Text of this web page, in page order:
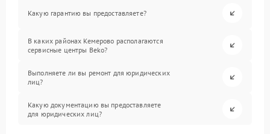
Какую гарантию вы предоставляете?
В каких районах Кемерово располагаются
сервисные центры Beko?
Выполняете ли вы ремонт для юридических
лиц?
Какую документацию вы предоставляете
для юридических лиц?